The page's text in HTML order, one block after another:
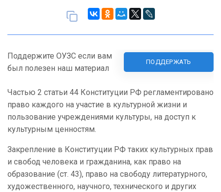
Поддержите ОУЗС если вам
был полезен наш материал
ПОДДЕРЖАТЬ
Частью 2 статьи 44 Конституции РФ регламентировано
право каждого на участие в культурной жизни и
пользование учреждениями культуры, на доступ к
культурным ценностям.
Закрепление в Конституции РФ таких культурных прав
и свобод человека и гражданина, как право на
образование (ст. 43), право на свободу литературного,
художественного, научного, технического и других